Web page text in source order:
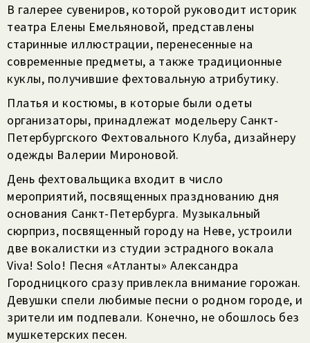
В галерее сувениров, которой руководит историк
театра Елены Емельяновой, представлены
старинные иллюстрации, перенесенные на
современные предметы, а также традиционные
куклы, получившие фехтовальную атрибутику.
Платья и костюмы, в которые были одеты
организаторы, принадлежат модельеру Санкт-
Петербургского Фехтовального Клуба, дизайнеру
одежды Валерии Мироновой.
День фехтовальщика входит в число
мероприятий, посвященных празднованию дня
основания Санкт-Петербурга. Музыкальный
сюрприз, посвященный городу на Неве, устроили
две вокалистки из студии эстрадного вокала
Viva! Solo! Песня «Атланты» Александра
Городницкого сразу привлекла внимание горожан.
Девушки спели любимые песни о родном городе, и
зрители им подпевали. Конечно, не обошлось без
мушкетерских песен.